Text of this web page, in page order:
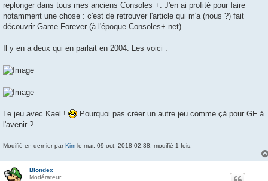
a
g
replonger dans tous mes anciens Consoles +. J'en ai profité pour faire
notamment une chose : c'est de retrouver l'article qui m'a (nous ?) fait
découvrir Game Forever (à l'époque Consoles+.net).
Il y en a deux qui en parlait en 2004. Les voici :
Le jeu avec Kael !
Pourquoi pas créer un autre jeu comme çà pour GF à
l'avenir ?
Modifié en dernier parKim le mar. 09 oct. 2018 02:38, modifié 1 fois.
Blondex
Modérateur